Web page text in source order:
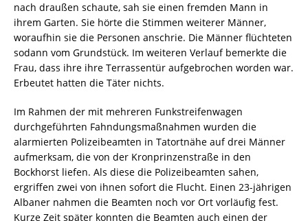
nach draußen schaute, sah sie einen fremden Mann in
ihrem Garten. Sie hörte die Stimmen weiterer Männer,
woraufhin sie die Personen anschrie. Die Männer flüchteten
sodann vom Grundstück. Im weiteren Verlauf bemerkte die
Frau, dass ihre ihre Terrassentür aufgebrochen worden war.
Erbeutet hatten die Täter nichts.
Im Rahmen der mit mehreren Funkstreifenwagen
durchgeführten Fahndungsmaßnahmen wurden die
alarmierten Polizeibeamten in Tatortnähe auf drei Männer
aufmerksam, die von der Kronprinzenstraße in den
Bockhorst liefen. Als diese die Polizeibeamten sahen,
ergriffen zwei von ihnen sofort die Flucht. Einen 23-jährigen
Albaner nahmen die Beamten noch vor Ort vorläufig fest.
Kurze Zeit später konnten die Beamten auch einen der